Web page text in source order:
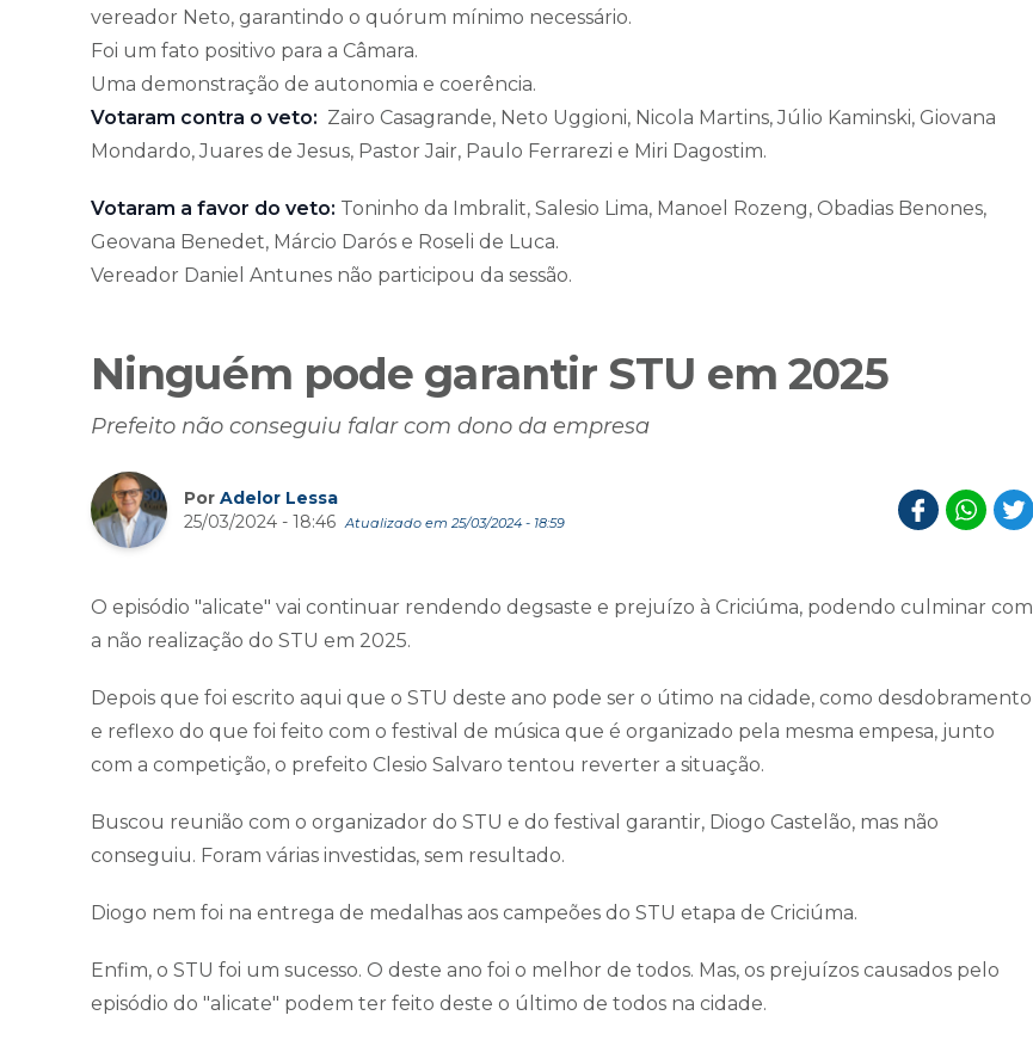
vereador Neto, garantindo o quórum mínimo necessário.
Foi um fato positivo para a Câmara.
Uma demonstração de autonomia e coerência.
Votaram contra o veto: Zairo Casagrande, Neto Uggioni, Nicola Martins, Júlio Kaminski, Giovana
Mondardo, Juares de Jesus, Pastor Jair, Paulo Ferrarezi e Miri Dagostim.
Votaram a favor do veto: Toninho da Imbralit, Salesio Lima, Manoel Rozeng, Obadias Benones,
Geovana Benedet, Márcio Darós e Roseli de Luca.
Vereador Daniel Antunes não participou da sessão.
Ninguém pode garantir STU em 2025
Prefeito não conseguiu falar com dono da empresa
Por Adelor Lessa
25/03/2024 - 18:46 Atualizado em 25/03/2024 - 18:59
O episódio "alicate" vai continuar rendendo degsaste e prejuízo à Criciúma, podendo culminar com
a não realização do STU em 2025.
Depois que foi escrito aqui que o STU deste ano pode ser o útimo na cidade, como desdobramento
e reflexo do que foi feito com o festival de música que é organizado pela mesma empesa, junto
com a competição, o prefeito Clesio Salvaro tentou reverter a situação.
Buscou reunião com o organizador do STU e do festival garantir, Diogo Castelão, mas não
conseguiu. Foram várias investidas, sem resultado.
Diogo nem foi na entrega de medalhas aos campeões do STU etapa de Criciúma.
Enfim, o STU foi um sucesso. O deste ano foi o melhor de todos. Mas, os prejuízos causados pelo
episódio do "alicate" podem ter feito deste o último de todos na cidade.